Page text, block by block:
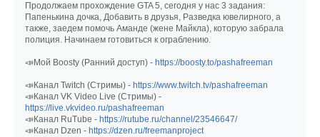
Продолжаем прохождение GTA 5, сегодня у нас 3 задания:
Папенькина дочка, Добавить в друзья, Разведка ювелирного, а
также, заедем помочь Аманде (жене Майкла), которую забрала
полиция. Начинаем готовиться к ограблению.
📣Мой Boosty (Ранний доступ) - https://boosty.to/pashafreeman
📣Канал Twitch (Стримы) - https://www.twitch.tv/pashafreeman
📣Канал VK Video Live (Стримы) -
https://live.vkvideo.ru/pashafreeman
📣Канал RuTube - https://rutube.ru/channel/23546647/
📣Канал Dzen - https://dzen.ru/freemanproject